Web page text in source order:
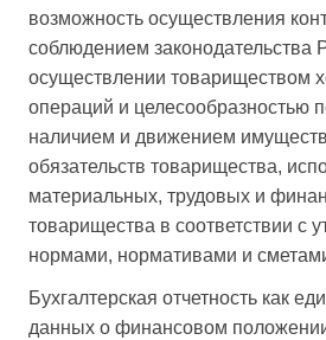
возможность осуществления
соблюдением законодательства
осуществлении товариществом
операций и целесообразностью
наличием и движением
обязательств товарищества,
материальных, трудовых и
товарищества в соответствии с
нормами, нормативами и
Бухгалтерская отчетность как
данных о финансовом